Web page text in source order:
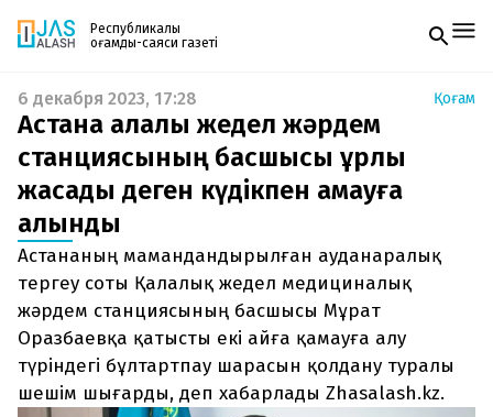
Республикалық
қоғамдық-саяси газеті
Жаңалықтар
Спорт
Live
Руханият
Аймақ
Архив
Заң және тәртіп
Редакциямен байланыс
+7 708 604 51 06
Жарнама бөлімі
+7 701 220 64 52
Пошта
zhasalash100@gmail.com
Газетке жазылу
PDF форматтағы газетті ай сайын электронды
поштаңызға алып отырыңыз. Жаңа нөмір
шыққан сәтте сізге бірден жіберіледі. Тек email
енгізіңіз, біз қалғанын өзіміз жібереміз.
6 декабря 2023, 17:28 Қоғам
Астана қалалық жедел жәрдем
станциясының басшысы ұрлық
жасады деген күдікпен қамауға
алынды
Астананың мамандандырылған ауданаралық
тергеу соты Қалалық жедел медициналық
жәрдем станциясының басшысы Мұрат
Оразбаевқа қатысты екі айға қамауға алу
түріндегі бұлтартпау шарасын қолдану туралы
шешім шығарды, деп хабарлады Zhasalash.kz.